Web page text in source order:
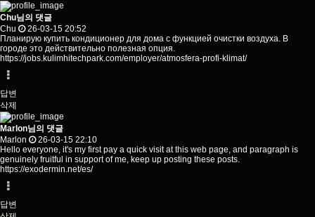
Chu님의 댓글
Chu
26-03-15 20:52
Планирую купить кондиционер для дома с функцией очистки воздуха. В
городе это действительно полезная опция.
https://jobs.kulimhitechpark.com/employer/atmosfera-profi-klimat/
답변
삭제
Marlon님의 댓글
Marlon
26-03-15 22:10
Hello everyone, it's my first pay a quick visit at this web page, and paragraph is
genuinely fruitful in support of me, keep up posting these posts.
https://exodermin.net/es/
답변